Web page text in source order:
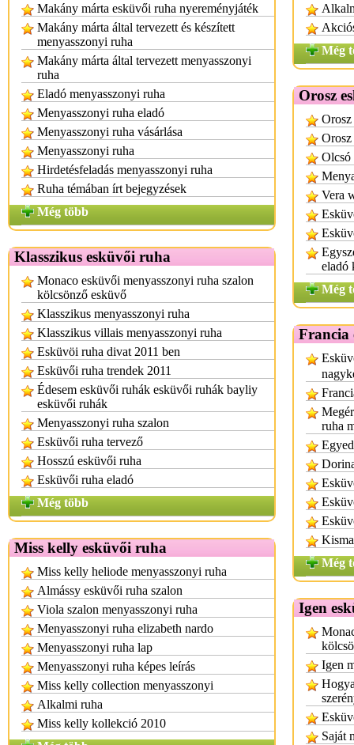
Makány márta esküvői ruha nyereményjáték
Makány márta által tervezett és készített
menyasszonyi ruha
Makány márta által tervezett menyasszonyi
ruha
Eladó menyasszonyi ruha
Menyasszonyi ruha eladó
Menyasszonyi ruha vásárlása
Menyasszonyi ruha
Hirdetésfeladás menyasszonyi ruha
Ruha témában írt bejegyzések
Még több
Klasszikus esküvői ruha
Monaco esküvői menyasszonyi ruha szalon
kölcsönző esküvő
Klasszikus menyasszonyi ruha
Klasszikus villais menyasszonyi ruha
Esküvöi ruha divat 2011 ben
Esküvői ruha trendek 2011
Édesem esküvői ruhák esküvői ruhák bayliy
esküvői ruhák
Menyasszonyi ruha szalon
Esküvői ruha tervező
Hosszú esküvői ruha
Esküvői ruha eladó
Még több
Miss kelly esküvői ruha
Miss kelly heliode menyasszonyi ruha
Almássy esküvői ruha szalon
Viola szalon menyasszonyi ruha
Menyasszonyi ruha elizabeth nardo
Menyasszonyi ruha lap
Menyasszonyi ruha képes leírás
Miss kelly collection menyasszonyi
Alkalmi ruha
Miss kelly kollekció 2010
Még
Orosz
Olcsó
Vera
eladó
Még
Francia
ruha
Még
Igen
Igen
Saját